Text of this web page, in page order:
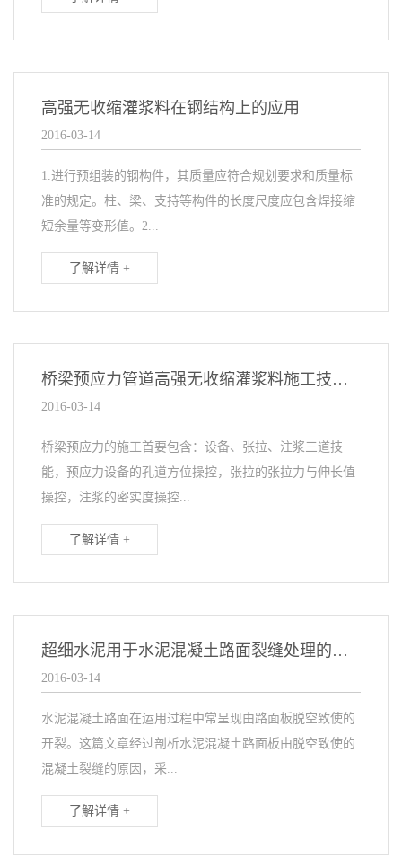
高强无收缩灌浆料在钢结构上的应用
2016-03-14
1.进行预组装的钢构件，其质量应符合规划要求和质量标
准的规定。柱、梁、支持等构件的长度尺度应包含焊接缩
短余量等变形值。2...
了解详情 +
桥梁预应力管道高强无收缩灌浆料施工技术质量控制
2016-03-14
桥梁预应力的施工首要包含：设备、张拉、注浆三道技
能，预应力设备的孔道方位操控，张拉的张拉力与伸长值
操控，注浆的密实度操控...
了解详情 +
超细水泥用于水泥混凝土路面裂缝处理的研究
2016-03-14
水泥混凝土路面在运用过程中常呈现由路面板脱空致使的
开裂。这篇文章经过剖析水泥混凝土路面板由脱空致使的
混凝土裂缝的原因，采...
了解详情 +